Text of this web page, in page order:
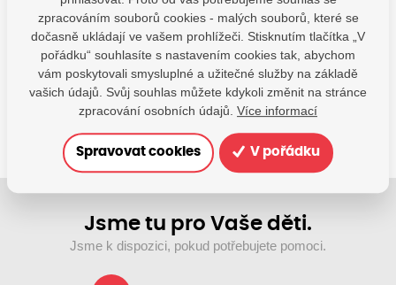
Máte dotazy?
Kontaktujte nás
SDÍLEJTE:
Jsme tu pro Vaše děti.
Jsme k dispozici, pokud potřebujete pomoci.
zpracováním souborů cookies - malých souborů, které se
dočasně ukládají ve vašem prohlížeči. Stisknutím tlačítka „V
pořádku“ souhlasíte s nastavením cookies tak, abychom
vám poskytovali smysluplné a užitečné služby na základě
vašich údajů. Svůj souhlas můžete kdykoli změnit na stránce
zpracování osobních údajů. Více informací
Spravovat cookies V pořádku